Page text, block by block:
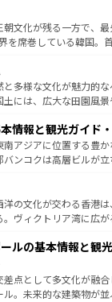
一覧
ィビティも充実してお
イキングなど、アウト
トラリアの多彩な魅力
い。
な山岳地帯である台湾
けさが共存しており、
らしてくれる。また、
評判のスイーツなど、
が味わえる。 なお、新着の台湾情
い。
朝文化が残る一方で、
を席巻している韓国。
を延ばせば四季折々の
して、キムチや焼肉、
ざまな韓国料理が待っ
まれながら、韓国の多彩
わってみてほしい。 なお
てほしい。
と多様な文化が魅力的
土には、広大な田園風
と共に伝統が息づく。ハ
のフランス統治時代の
いる。また、バラエテ
やバインミー、ベトナ
わいたい。どの地域を
迎えてくれるので、き
しい。
情報と観光ガイド
南アジアに位置する豊
バンコクは高層ビルが
している。北部ではチ
触れ合い、南部ではプ
リゾート気分を楽しむ
候は一年中温暖で、ど
る。親しみやすいタイの
して多様な観光資源が
なお、新着のタイ情報はコ
洋の文化が交わる香港
。ヴィクトリア湾に広
訪れても感動するはず
率よく見どころを回れる
ら文化的な体験まで、
なお、新着の香港情報はコ
ルの基本情報と観
差点として多文化が融
ル。未来的な建築物が